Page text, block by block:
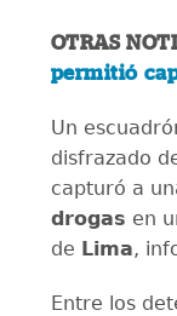
OTRAS
permitió
Un
disfrazado
capturó a
drogas en
de Lima,
Entre los